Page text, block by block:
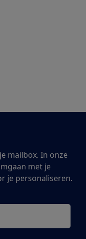
mailbox. In onze
met je
je personaliseren.